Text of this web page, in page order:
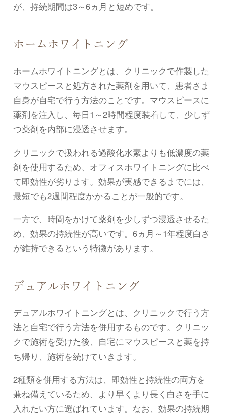
が、持続期間は3～6ヵ月と短めです。
ホームホワイトニング
ホームホワイトニングとは、クリニックで作製した
マウスピースと処方された薬剤を用いて、患者さま
自身が自宅で行う方法のことです。マウスピースに
薬剤を注入し、毎日1～2時間程度装着して、少しず
つ薬剤を内部に浸透させます。
クリニックで扱われる過酸化水素よりも低濃度の薬
剤を使用するため、オフィスホワイトニングに比べ
て即効性が劣ります。効果が実感できるまでには、
最短でも2週間程度かかることが一般的です。
一方で、時間をかけて薬剤を少しずつ浸透させるた
め、効果の持続性が高いです。6ヵ月～1年程度白さ
が維持できるという特徴があります。
デュアルホワイトニング
デュアルホワイトニングとは、クリニックで行う方
法と自宅で行う方法を併用するものです。クリニッ
クで施術を受けた後、自宅にマウスピースと薬を持
ち帰り、施術を続けていきます。
2種類を併用する方法は、即効性と持続性の両方を
兼ね備えているため、より早くより長く白さを手に
入れたい方に選ばれています。なお、効果の持続期